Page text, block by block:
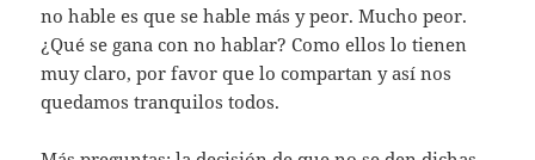
no hable es que se hable más y peor. Mucho peor.
¿Qué se gana con no hablar? Como ellos lo tienen
muy claro, por favor que lo compartan y así nos
quedamos tranquilos todos.